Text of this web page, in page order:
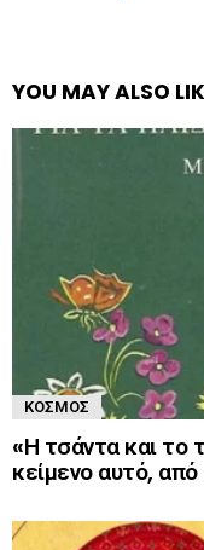
YOU MAY ALSO
ΚΌΣΜΟΣ
«Η τσάντα και το
κείμενο αυτό,